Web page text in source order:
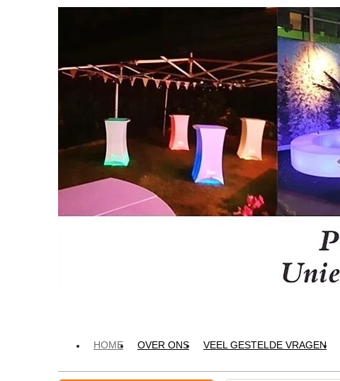
HOME OVER ONS VEEL GESTELDE VRAGEN